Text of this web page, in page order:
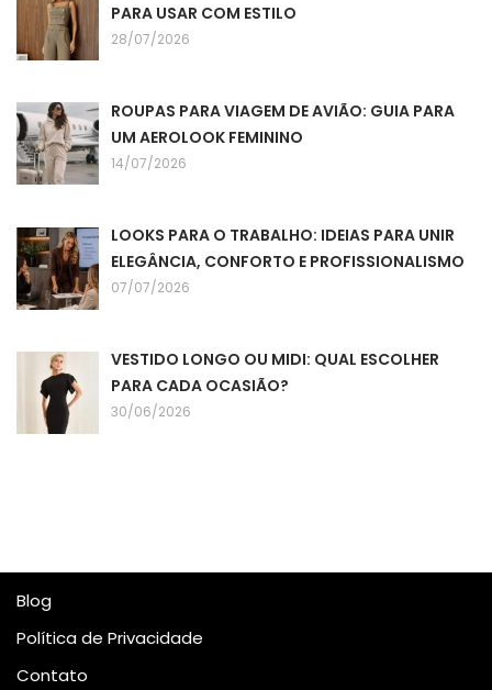
PARA USAR COM ESTILO
28/07/2026
ROUPAS PARA VIAGEM DE AVIÃO: GUIA PARA
UM AEROLOOK FEMININO
14/07/2026
LOOKS PARA O TRABALHO: IDEIAS PARA UNIR
ELEGÂNCIA, CONFORTO E PROFISSIONALISMO
07/07/2026
VESTIDO LONGO OU MIDI: QUAL ESCOLHER
PARA CADA OCASIÃO?
30/06/2026
Blog
Política de Privacidade
Contato